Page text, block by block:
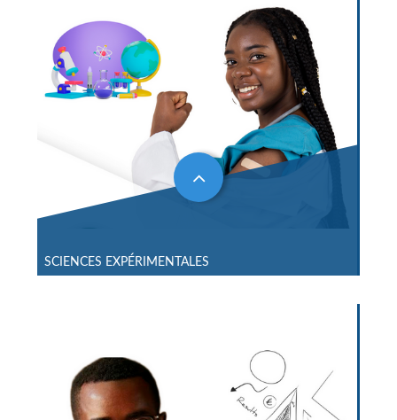
SCIENCES EXPÉRIMENTALES